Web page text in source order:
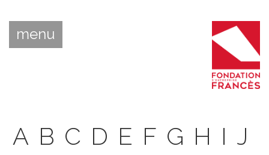
menu
A B C D E F G H I J